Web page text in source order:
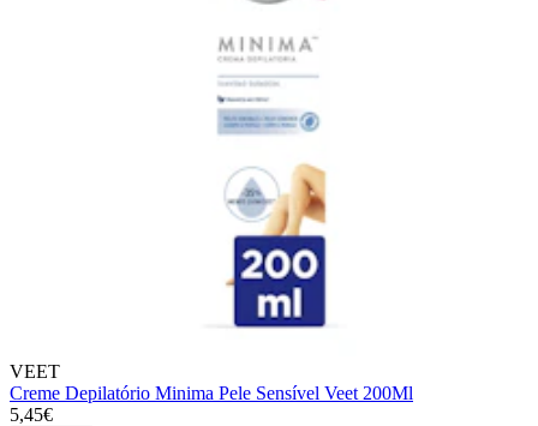
VEET
Creme Depilatório Minima Pele Sensível Veet 200Ml
5,45€